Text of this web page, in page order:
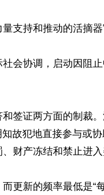
支持和推动的活摘器
会协调，启动因阻止
签证两方面的制裁
故犯地直接参与或协
财产冻结和禁止进入
更新的频率最低是“每